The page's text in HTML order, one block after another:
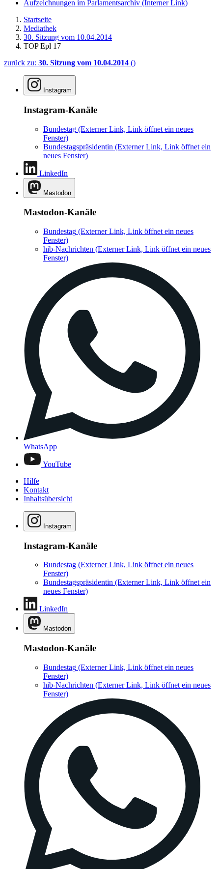
Aufzeichnungen im Parlamentsarchiv (Interner Link)
Startseite
Mediathek
30. Sitzung vom 10.04.2014
TOP Epl 17
zurück zu: 30. Sitzung vom 10.04.2014 ()
Instagram
Instagram-Kanäle
Bundestag (Externer Link, Link öffnet ein neues
Fenster)
Bundestagspräsidentin (Externer Link, Link öffnet ein
neues Fenster)
LinkedIn
Mastodon
Mastodon-Kanäle
Bundestag (Externer Link, Link öffnet ein neues
Fenster)
hib-Nachrichten (Externer Link, Link öffnet ein neues
Fenster)
WhatsApp
YouTube
Hilfe
Kontakt
Inhaltsübersicht
Instagram
Instagram-Kanäle
Bundestag (Externer Link, Link öffnet ein neues
Fenster)
Bundestagspräsidentin (Externer Link, Link öffnet ein
neues Fenster)
LinkedIn
Mastodon
Mastodon-Kanäle
Bundestag (Externer Link, Link öffnet ein neues
Fenster)
hib-Nachrichten (Externer Link, Link öffnet ein neues
Fenster)